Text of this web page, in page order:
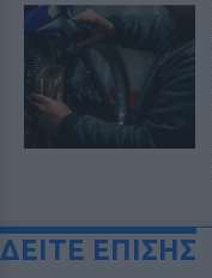
ΔΕΙΤΕ ΕΠΙΣΗΣ